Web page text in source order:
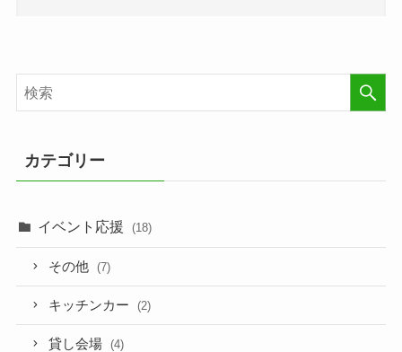
カテゴリー
イベント応援 (18)
その他 (7)
キッチンカー (2)
貸し会場 (4)